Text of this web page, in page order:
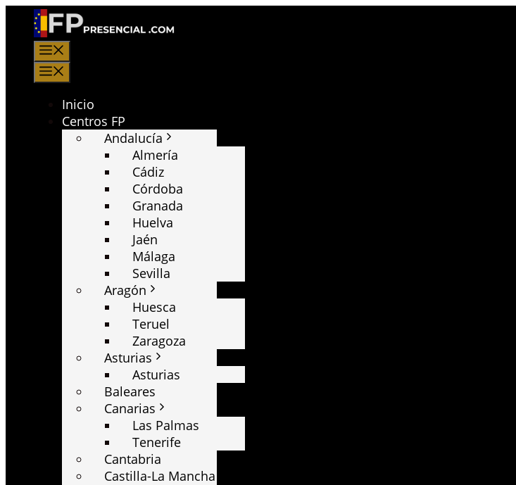
Saltar
contenido
Inicio
Centros FP
Andalucía
Almería
Cádiz
Córdoba
Granada
Huelva
Jaén
Málaga
Sevilla
Aragón
Huesca
Teruel
Zaragoza
Asturias
Asturias
Baleares
Canarias
Las Palmas
Tenerife
Cantabria
Castilla-La Mancha